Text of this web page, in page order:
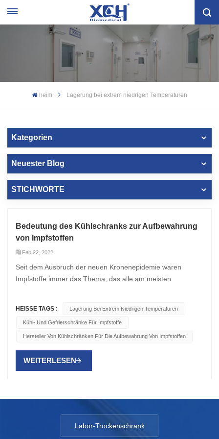
heim Lagerung bei extrem niedrigen Temperaturen
Kategorien
Neuester Blog
STICHWORTE
Bedeutung des Kühlschranks zur Aufbewahrung
von Impfstoffen
Feb 22, 2022
Seit dem Ausbruch der neuen Kronenepidemie waren
Impfstoffe immer das Thema, das alle am meisten
erforderlich sind. Einige dieser neuen Impfstoffe erfordern
eine Ultratieftemperatur-Lagerkammer bei oder nahe –80
°C, während andere eine Lagerung bei höheren
Temperaturen wie –20 °C erfordern. Unabhängig davon, ob
es sich um neue Impfstoffe oder traditionelle Impfstoffe
handelt, die von den Herstellern aufgeführten
HEISSE TAGS : Lagerung Bei Extrem Niedrigen Temperaturen
Kühl- Und Gefrierschränke Für Impfstoffe
Hersteller Von Kühlschränken Für Die Aufbewahrung Von Impfstoffen
WEITERLESEN
Labor-Trockenschrank